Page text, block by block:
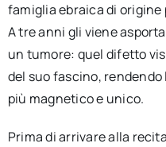
famiglia ebraica di origine
A tre anni gli viene
un tumore: quel difetto
del suo fascino, rendendo
più magnetico e unico.
Prima di arrivare alla